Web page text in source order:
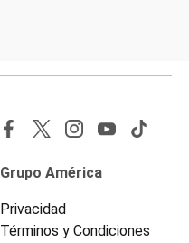
Grupo América
Privacidad
Términos y Condiciones